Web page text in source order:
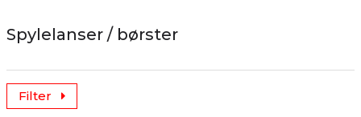
Spylelanser / børster
Filter